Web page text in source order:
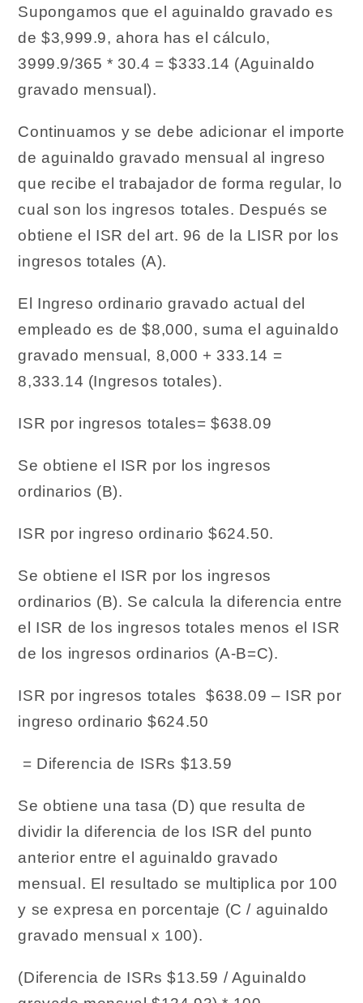
Supongamos que el aguinaldo gravado es
de $3,999.9, ahora has el cálculo,
3999.9/365 * 30.4 = $333.14 (Aguinaldo
gravado mensual).
Continuamos y se debe adicionar el importe
de aguinaldo gravado mensual al ingreso
que recibe el trabajador de forma regular, lo
cual son los ingresos totales. Después se
obtiene el ISR del art. 96 de la LISR por los
ingresos totales (A).
El Ingreso ordinario gravado actual del
empleado es de $8,000, suma el aguinaldo
gravado mensual, 8,000 + 333.14 =
8,333.14 (Ingresos totales).
ISR por ingresos totales= $638.09
Se obtiene el ISR por los ingresos
ordinarios (B).
ISR por ingreso ordinario $624.50.
Se obtiene el ISR por los ingresos
ordinarios (B). Se calcula la diferencia entre
el ISR de los ingresos totales menos el ISR
de los ingresos ordinarios (A-B=C).
ISR por ingresos totales $638.09 – ISR por
ingreso ordinario $624.50
= Diferencia de ISRs $13.59
Se obtiene una tasa (D) que resulta de
dividir la diferencia de los ISR del punto
anterior entre el aguinaldo gravado
mensual. El resultado se multiplica por 100
y se expresa en porcentaje (C / aguinaldo
gravado mensual x 100).
(Diferencia de ISRs $13.59 / Aguinaldo